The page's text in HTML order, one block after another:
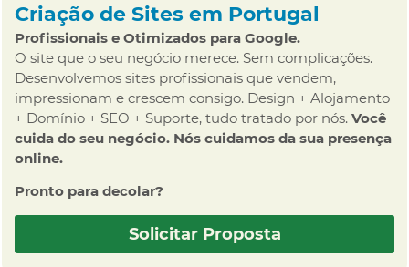
Criação de Sites em Portugal
Profissionais e Otimizados para Google.
O site que o seu negócio merece. Sem complicações.
Desenvolvemos sites profissionais que vendem,
impressionam e crescem consigo. Design + Alojamento
+ Domínio + SEO + Suporte, tudo tratado por nós. Você
cuida do seu negócio. Nós cuidamos da sua presença
online.
Pronto para decolar?
Solicitar Proposta